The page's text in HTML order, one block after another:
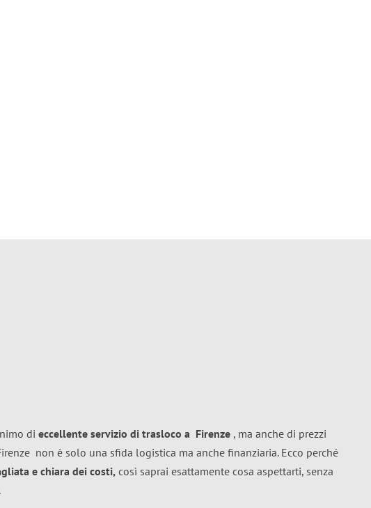
di eccellente servizio di trasloco a Firenze , ma anche di prezzi
non è solo una sfida logistica ma anche finanziaria. Ecco perché
e chiara dei costi, così saprai esattamente cosa aspettarti, senza